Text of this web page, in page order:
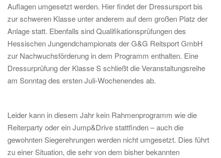
Auflagen umgesetzt werden. Hier findet der Dressursport bis
zur schweren Klasse unter anderem auf dem großen Platz der
Anlage statt. Ebenfalls sind Qualifikationsprüfungen des
Hessischen Jungendchampionats der G&G Reitsport GmbH
zur Nachwuchsförderung in dem Programm enthalten. Eine
Dressurprüfung der Klasse S schließt die Veranstaltungsreihe
am Sonntag des ersten Juli-Wochenendes ab.
Leider kann in diesem Jahr kein Rahmenprogramm wie die
Reiterparty oder ein Jump&Drive stattfinden – auch die
gewohnten Siegerehrungen werden nicht umgesetzt. Dies führt
zu einer Situation, die sehr von dem bisher bekannten